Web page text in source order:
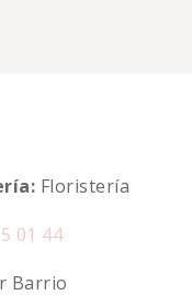
Floristería
01 44
Barrio